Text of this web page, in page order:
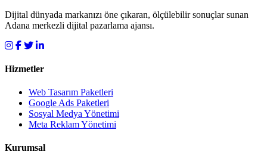
Dijital dünyada markanızı öne çıkaran, ölçülebilir sonuçlar sunan
Adana merkezli dijital pazarlama ajansı.
Hizmetler
Web Tasarım Paketleri
Google Ads Paketleri
Sosyal Medya Yönetimi
Meta Reklam Yönetimi
Kurumsal